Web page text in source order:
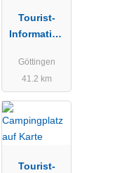
Tourist-
Information
Göttingen
41.2 km
Tourist-